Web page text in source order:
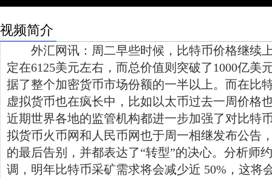
视频简介
外汇网讯：周二早些时候，比特币价格继续
定在6125美元左右，而总价值则突破了1000亿美
据了整个加密货币市场份额的一半以上。而在比
虚拟货币也在疯长中，比如以太币过去一周价格
近期世界各地的监管机构都进一步加强了对比特
拟货币火币网和人民币网也于周一相继发布公告
的最后告别，并都表达了“转型”的决心。分析师
调，明年比特币采矿需求将会减少近 50%，这将